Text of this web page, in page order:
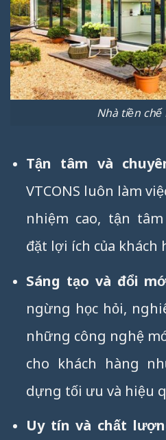
Nhà tiền chế
Tận tâm và
VTCONS luôn làm
nhiệm cao, tận
đặt lợi ích của khách
Sáng tạo và đổi
ngừng học hỏi,
những công nghệ
cho khách hàng
dựng tối ưu và hiệu
Uy tín và chất